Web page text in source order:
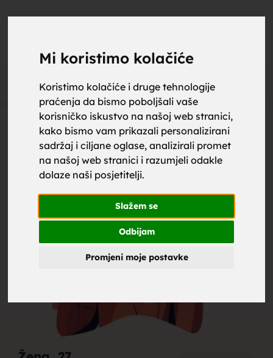
Mi koristimo kolačiće
Koristimo kolačiće i druge tehnologije
praćenja da bismo poboljšali vaše
korisničko iskustvo na našoj web stranici,
kako bismo vam prikazali personalizirani
sadržaj i ciljane oglase, analizirali promet
na našoj web stranici i razumjeli odakle
dolaze naši posjetitelji.
Slažem se
Odbijam
Promjeni moje postavke
Oglas
upoznaj
za brak,
zene za
brak,